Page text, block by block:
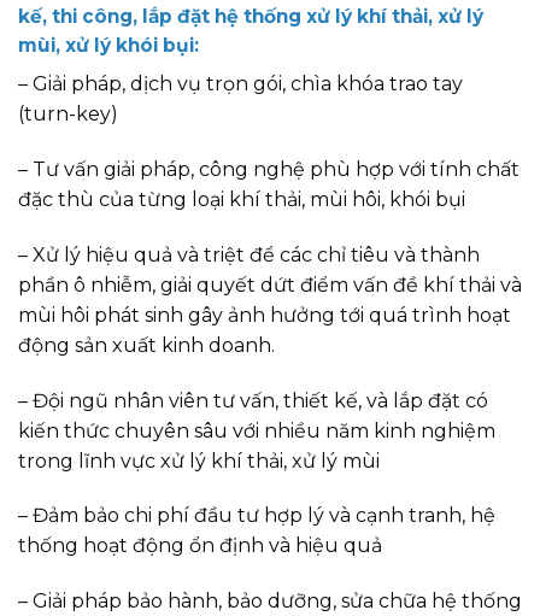
kế, thi công, lắp đặt hệ thống xử lý khí thải, xử lý
mùi, xử lý khói bụi:
– Giải pháp, dịch vụ trọn gói, chìa khóa trao tay
(turn-key)
– Tư vấn giải pháp, công nghệ phù hợp với tính chất
đặc thù của từng loại khí thải, mùi hôi, khói bụi
– Xử lý hiệu quả và triệt để các chỉ tiêu và thành
phần ô nhiễm, giải quyết dứt điểm vấn đề khí thải và
mùi hôi phát sinh gây ảnh hưởng tới quá trình hoạt
động sản xuất kinh doanh.
– Đội ngũ nhân viên tư vấn, thiết kế, và lắp đặt có
kiến thức chuyên sâu với nhiều năm kinh nghiệm
trong lĩnh vực xử lý khí thải, xử lý mùi
– Đảm bảo chi phí đầu tư hợp lý và cạnh tranh, hệ
thống hoạt động ổn định và hiệu quả
– Giải pháp bảo hành, bảo dưỡng, sửa chữa hệ thống